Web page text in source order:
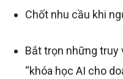
Chốt nhu cầu khi
Bắt trọn những truy
“khóa học AI cho